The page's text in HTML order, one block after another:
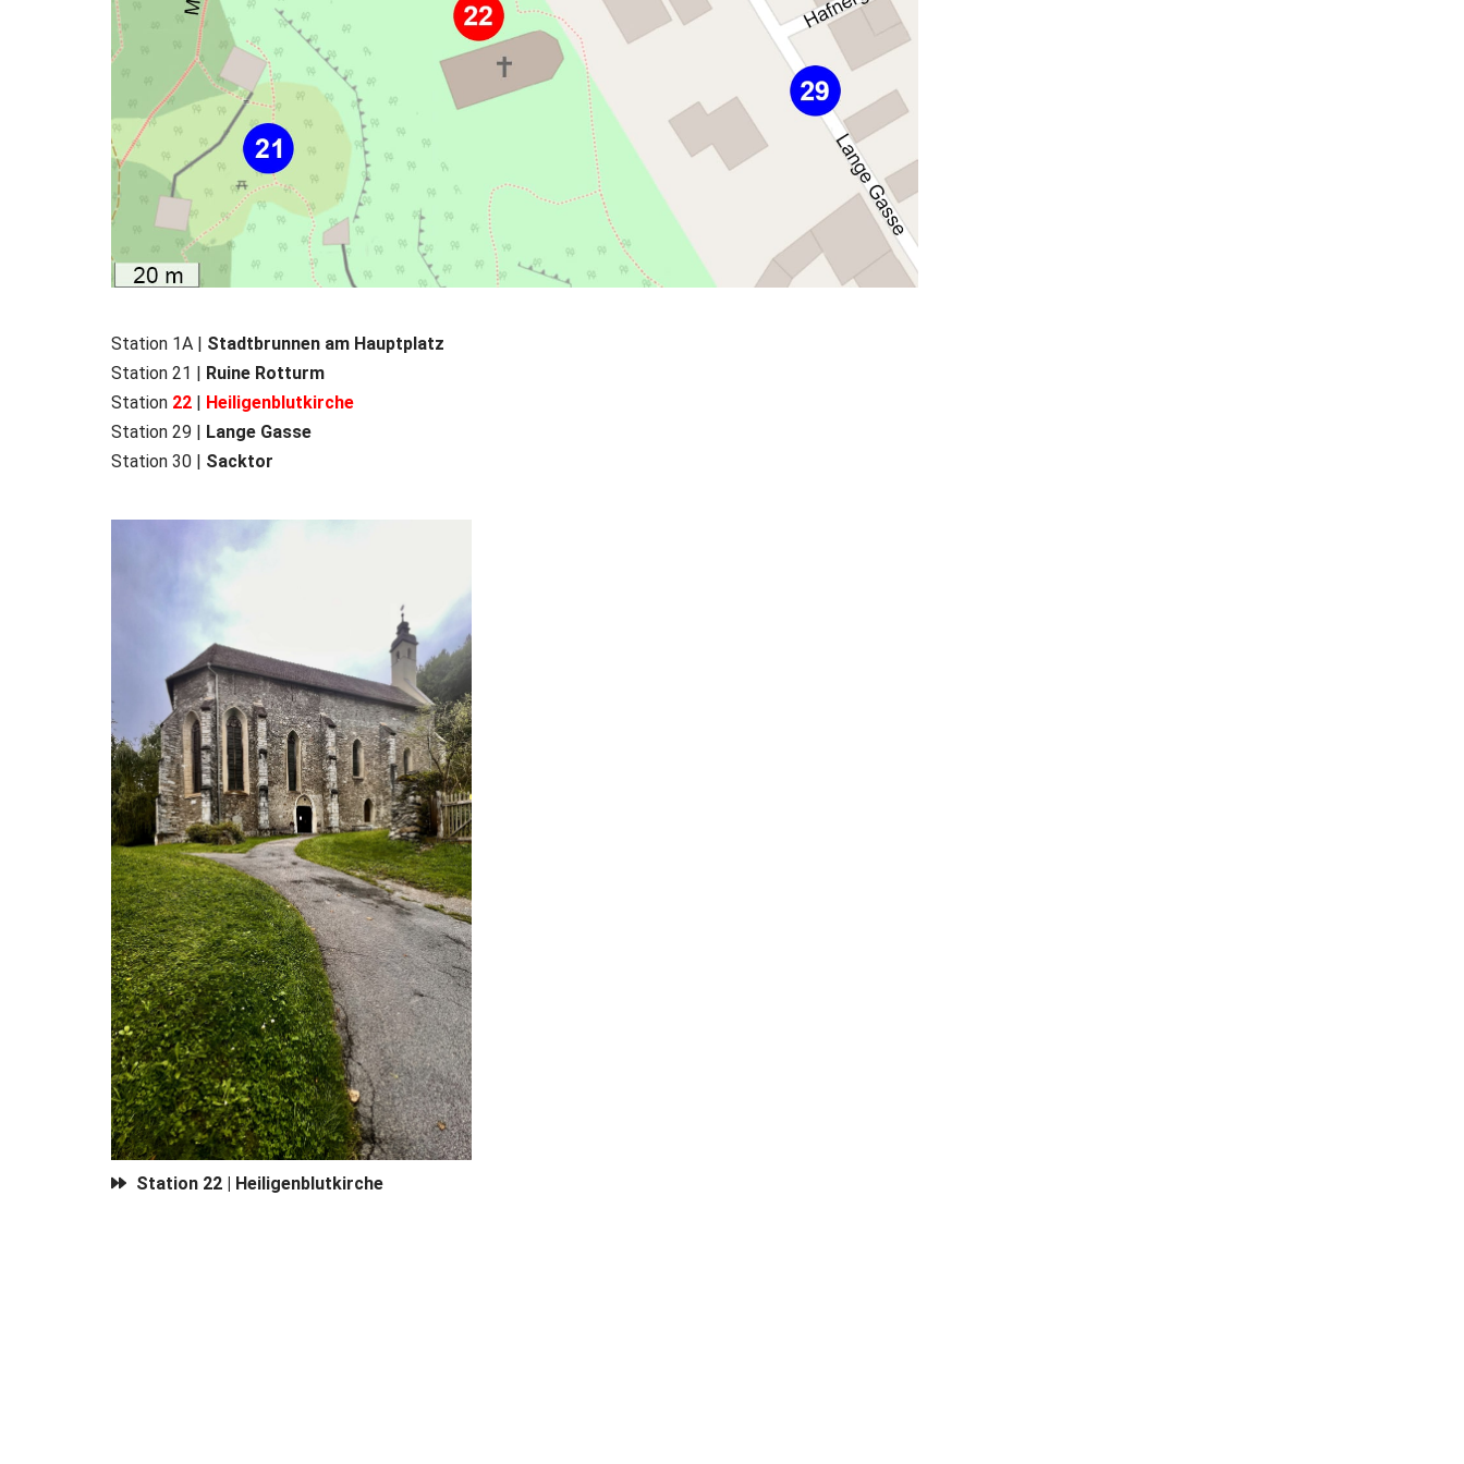
Station 1A | Stadtbrunnen am Hauptplatz
Station 21 | Ruine Rotturm
Station 22 | Heiligenblutkirche
Station 29 | Lange Gasse
Station 30 | Sacktor
Station 22 | Heiligenblutkirche